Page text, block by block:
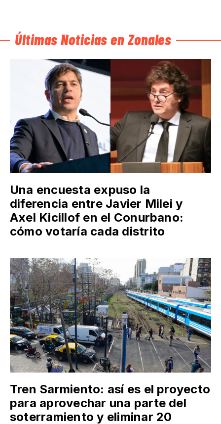
Últimas Noticias en Zonales
Una encuesta expuso la
diferencia entre Javier Milei y
Axel Kicillof en el Conurbano:
cómo votaría cada distrito
Tren Sarmiento: así es el proyecto
para aprovechar una parte del
soterramiento y eliminar 20